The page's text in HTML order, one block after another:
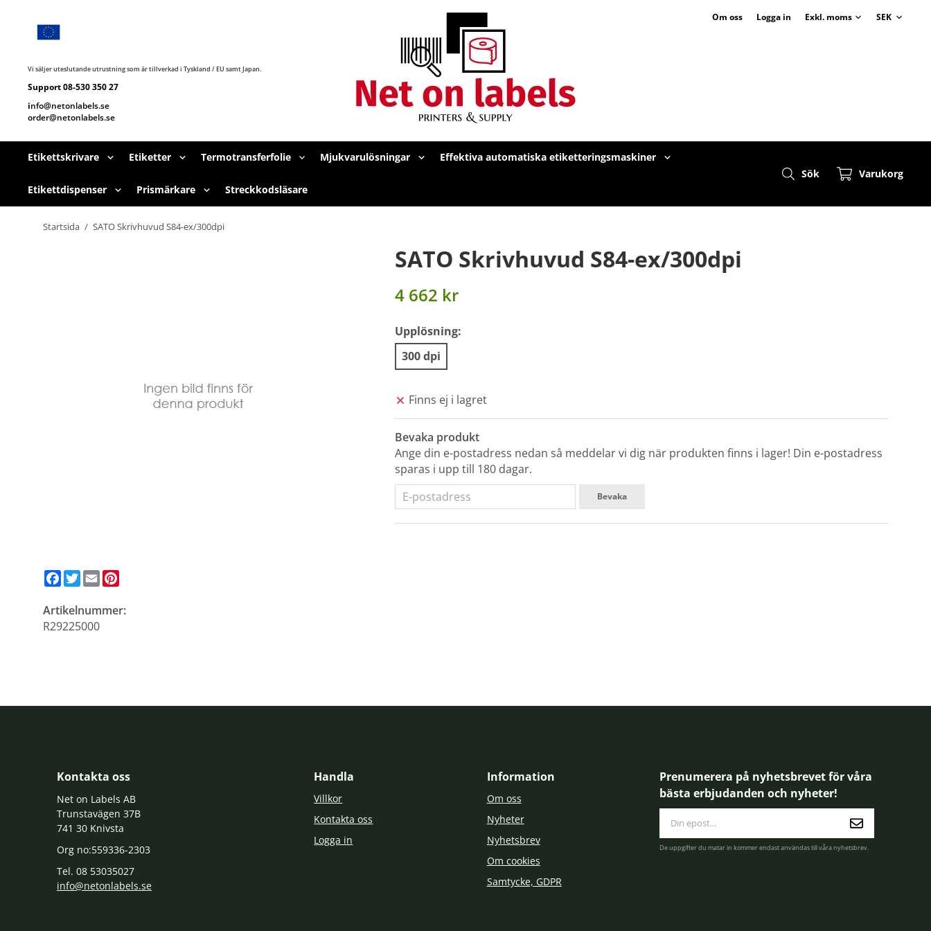
huvudnavigering
huvudinnehållet
Vi säljer uteslutande utrustning som är tillverkad i Tyskland / EU samt Japan.
Support 08-530 350 27
info@netonlabels.se
order@netonlabels.se
Om oss Logga in
Etikettskrivare Etiketter Termotransferfolie Mjukvarulösningar Effektiva automatiska etiketteringsmaskiner
Etikettdispenser Prismärkare Streckkodsläsare
Sök Varukorg
Startsida / SATO Skrivhuvud S84-ex/300dpi
SATO Skrivhuvud S84-ex/300dpi
4 662 kr
Upplösning:
300 dpi
Finns ej i lagret
Bevaka produkt
Ange din e-postadress nedan så meddelar vi dig när produkten finns i lager! Din e-postadress
sparas i upp till 180 dagar.
Bevaka
Facebook
Twitter
Email
Artikelnummer:
R29225000
Kontakta oss
Net on Labels AB
Trunstavägen 37B
741 30 Knivsta
Org no:559336-2303
Tel. 08 53035027
info@netonlabels.se
Handla
Villkor
Kontakta oss
Logga in
Information
Om oss
Nyheter
Nyhetsbrev
Om cookies
Samtycke, GDPR
Prenumerera på nyhetsbrevet för våra
bästa erbjudanden och nyheter!
postadress
De uppgifter du matar in kommer endast användas till våra nyhetsbrev.